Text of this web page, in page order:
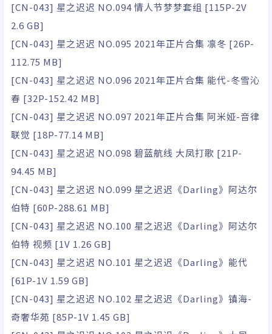
[CN-043] 星之迟迟 NO.094 情人节梦梦套组 [115P-2V
2.6 GB]
[CN-043] 星之迟迟 NO.095 2021年正片合集 凛冬 [26P-
112.75 MB]
[CN-043] 星之迟迟 NO.096 2021年正片合集 能代-冬雪沁
春 [32P-152.42 MB]
[CN-043] 星之迟迟 NO.097 2021年正片合集 阿米娅-音律
联觉 [18P-77.14 MB]
[CN-043] 星之迟迟 NO.098 碧蓝航线 大凤打歌 [21P-
94.45 MB]
[CN-043] 星之迟迟 NO.099 星之迟迟《Darling》阿达尔
伯特 [60P-288.61 MB]
[CN-043] 星之迟迟 NO.100 星之迟迟《Darling》阿达尔
伯特 视频 [1V 1.26 GB]
[CN-043] 星之迟迟 NO.101 星之迟迟《Darling》能代
[61P-1V 1.59 GB]
[CN-043] 星之迟迟 NO.102 星之迟迟《Darling》镇海-
奇奢华苑 [85P-1V 1.45 GB]